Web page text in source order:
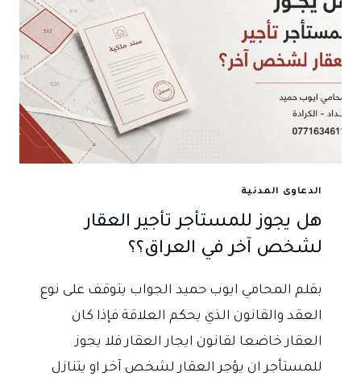
الدعاوى المدنية
هل يجوز للمستأجر تأجير العقار
لشخص آخر في العراق؟؟
بقلم المحامي ايوب حميد الجواب يتوقف على نوع
العقد والقانون الذي يحكم العلاقة فإذا كان
العقار خاضعا لقانون ايجار العقار فلا يجوز
للمستأجر ان يؤجر العقار لشخص آخر او يتنازل